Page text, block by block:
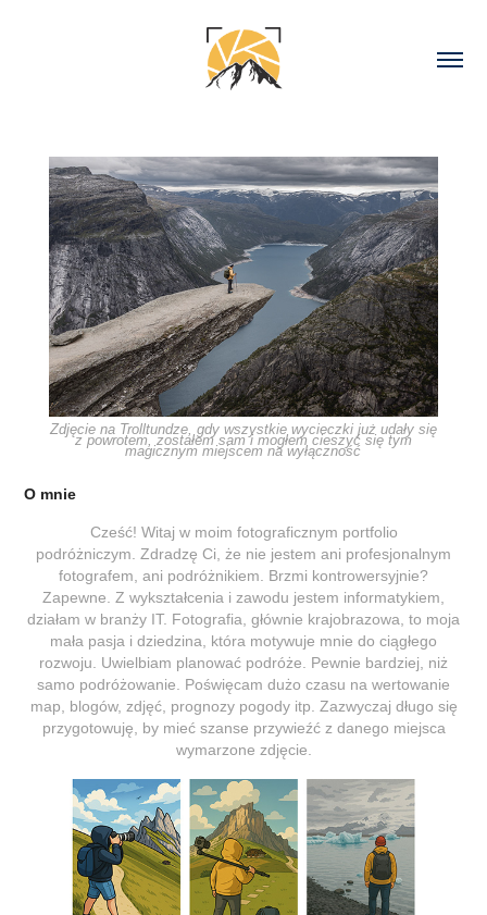
Zdjęcie na Trolltundze, gdy wszystkie wycieczki już udały się
z powrotem, zostałem sam i mogłem cieszyć się tym
magicznym miejscem na wyłączność
O mnie
Cześć! Witaj w moim fotograficznym portfolio
podróżniczym. Zdradzę Ci, że nie jestem ani profesjonalnym
fotografem, ani podróżnikiem. Brzmi kontrowersyjnie?
Zapewne. Z wykształcenia i zawodu jestem informatykiem,
działam w branży IT. Fotografia, głównie krajobrazowa, to moja
mała pasja i dziedzina, która motywuje mnie do ciągłego
rozwoju. Uwielbiam planować podróże. Pewnie bardziej, niż
samo podróżowanie. Poświęcam dużo czasu na wertowanie
map, blogów, zdjęć, prognozy pogody itp. Zazwyczaj długo się
przygotowuję, by mieć szanse przywieźć z danego miejsca
wymarzone zdjęcie.